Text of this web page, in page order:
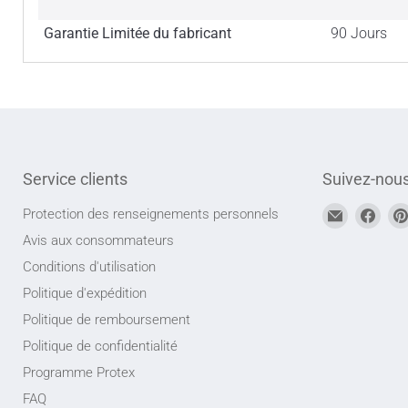
Garantie Limitée du fabricant 90 Jours
Service clients
Protection des renseignements personnels
Avis aux consommateurs
Conditions d'utilisation
Politique d'expédition
Politique de remboursement
Politique de confidentialité
Programme Protex
FAQ
Suivez-
Trouvez-